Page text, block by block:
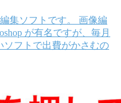
集ソフトです。 画像編
が有名ですが、毎月
ソフトで出費がかさむの